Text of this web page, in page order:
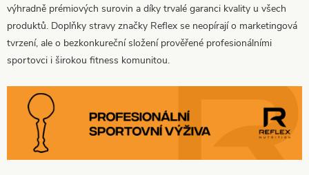
výhradně prémiových surovin a díky trvalé garanci kvality u všech
produktů. Doplňky stravy značky Reflex se neopírají o marketingová
tvrzení, ale o bezkonkureční složení prověřené profesionálními
sportovci i širokou fitness komunitou.